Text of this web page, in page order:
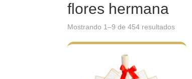
flores hermana
Mostrando 1–9 de 454 resultados